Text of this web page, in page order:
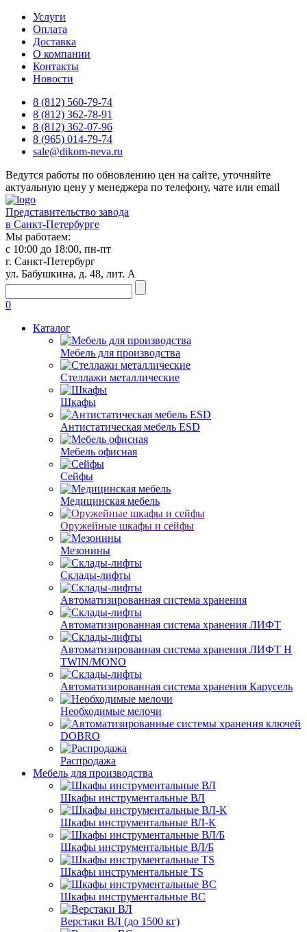
Услуги
Оплата
Доставка
О компании
Контакты
Новости
8 (812) 560-79-74
8 (812) 362-78-91
8 (812) 362-07-96
8 (965) 014-79-74
sale@dikom-neva.ru
Ведутся работы по обновлению цен на сайте, уточняйте
актуальную цену у менеджера по телефону, чате или email
Представительство завода
в Санкт-Петербурге
Мы работаем:
с 10:00 до 18:00, пн-пт
г. Санкт-Петербург
ул. Бабушкина, д. 48, лит. А
0
Каталог
Мебель для производства
Стеллажи металлические
Шкафы
Антистатическая мебель ESD
Мебель офисная
Сейфы
Медицинская мебель
Оружейные шкафы и сейфы
Мезонины
Склады-лифты
Автоматизированная система хранения
Автоматизированная система хранения ЛИФТ
Автоматизированная система хранения ЛИФТ H
TWIN/MONO
Автоматизированная система хранения Карусель
Необходимые мелочи
DOBRO
Распродажа
Мебель для производства
Шкафы инструментальные ВЛ
Шкафы инструментальные ВЛ-К
Шкафы инструментальные ВЛ/Б
Шкафы инструментальные TS
Шкафы инструментальные ВС
Верстаки ВЛ (до 1500 кг)